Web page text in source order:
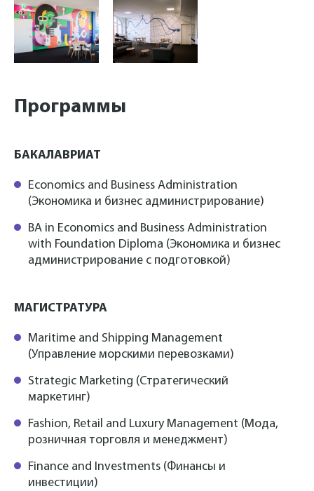
Программы
БАКАЛАВРИАТ
Economics and Business Administration
(Экономика и бизнес администрирование)
BA in Economics and Business Administration
with Foundation Diploma (Экономика и бизнес
администрирование с подготовкой)
МАГИСТРАТУРА
Maritime and Shipping Management
(Управление морскими перевозками)
Strategic Marketing (Стратегический
маркетинг)
Fashion, Retail and Luxury Management (Мода,
розничная торговля и менеджмент)
Finance and Investments (Финансы и
инвестиции)